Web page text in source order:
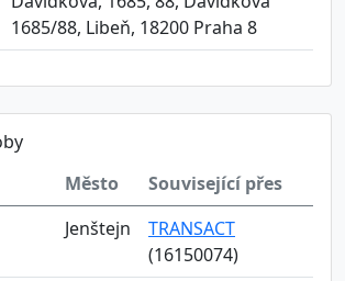
1685/88, Libeň, 18200 Praha 8
Město
Související přes
Jenštejn
TRANSACT
(16150074)